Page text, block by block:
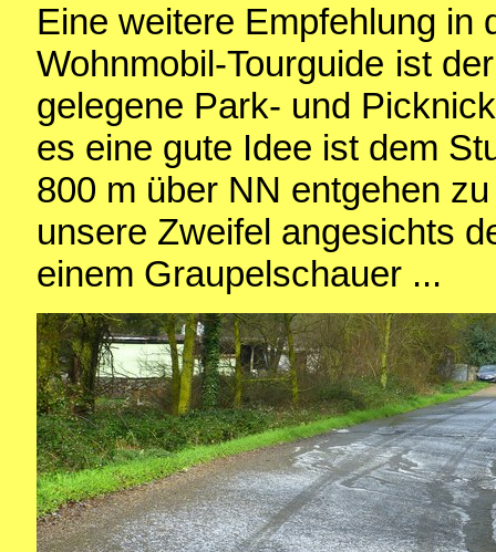
Eine weitere Empfehlung in
Wohnmobil-Tourguide ist
gelegene Park- und
es eine gute Idee ist dem
800 m über NN entgehen
unsere Zweifel angesichts
einem Graupelschauer ...